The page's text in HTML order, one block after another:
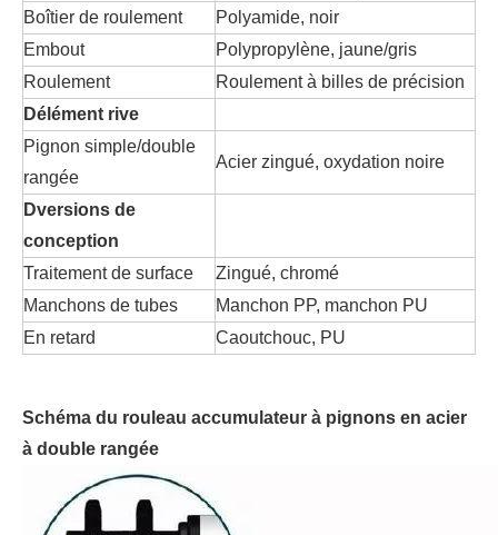
Boîtier de roulement
Polyamide, noir
Embout
Polypropylène, jaune/gris
Roulement
Roulement à billes de précision
Délément rive
Pignon simple/double
rangée
Acier zingué, oxydation noire
Dversions de
conception
Traitement de surface
Zingué, chromé
Manchons de tubes
Manchon PP, manchon PU
En retard
Caoutchouc, PU
Schéma du rouleau accumulateur à pignons en acier
à double rangée